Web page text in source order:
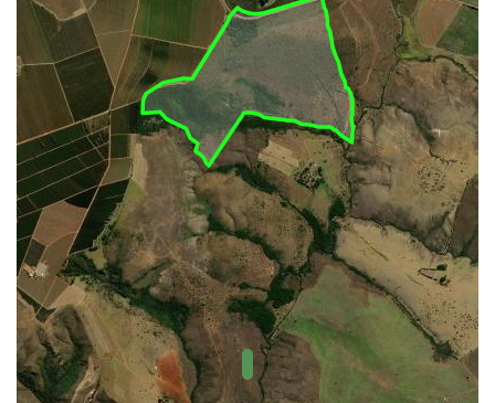
UC Estaduais
UC
Municipais
Hidrografia
1:1.000.000
(ANA)
Biomas
(IBGE)
Vegetação
(IBGE)
Rodovias
(IBGE)
Relevo
(IBGE)